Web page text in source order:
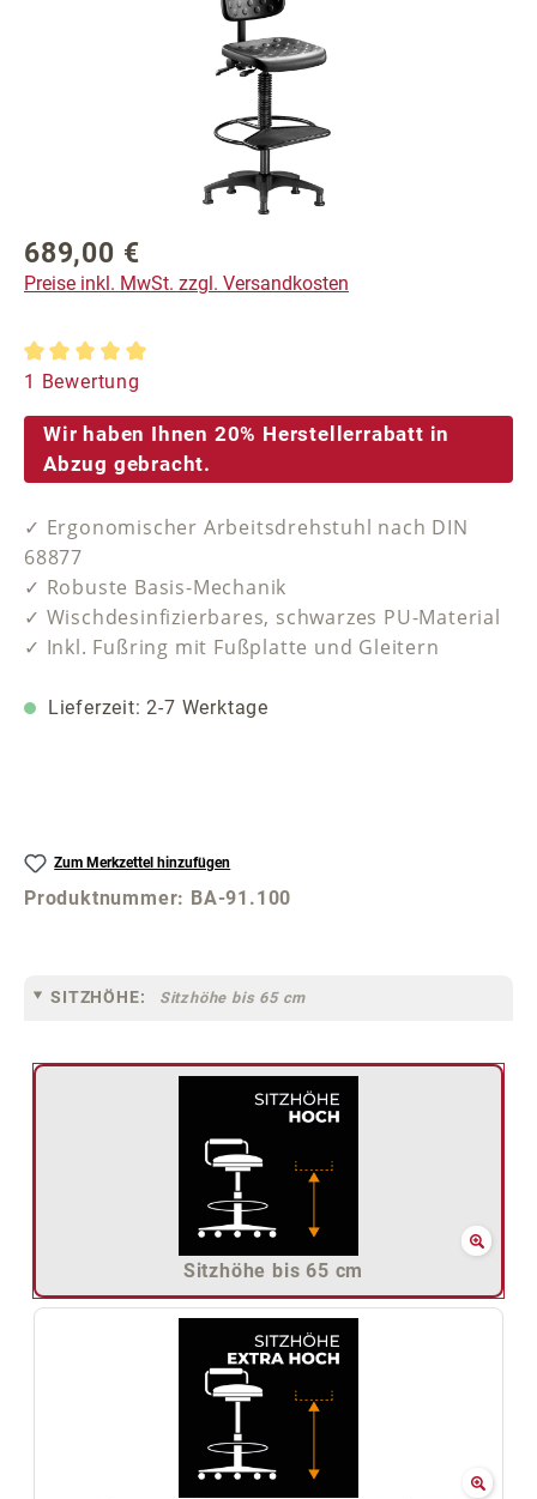
Regulärer Preis:
689,00 €
Preise inkl. MwSt. zzgl. Versandkosten
Durchschnittliche Bewertung von 5 von 5 Sternen
1 Bewertung
Wir haben Ihnen 20% Herstellerrabatt in
Abzug gebracht.
✓ Ergonomischer Arbeitsdrehstuhl nach DIN
68877
✓ Robuste Basis-Mechanik
✓ Wischdesinfizierbares, schwarzes PU-Material
✓ Inkl. Fußring mit Fußplatte und Gleitern
Lieferzeit: 2-7 Werktage
Zum Merkzettel hinzufügen
Produktnummer: BA-91.100
SITZHÖHE: Sitzhöhe bis 65 cm
Sitzhöhe bis 65 cm